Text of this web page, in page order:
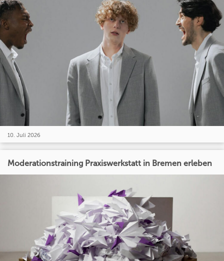
10. Juli 2026
Moderationstraining Praxiswerkstatt in Bremen erleben